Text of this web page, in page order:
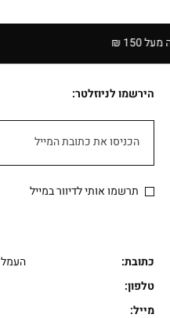
הירשמו לניוזלטר:
הכניסו את כתובת המייל
תרשמו אותי לדיוור במייל
כתובת:
העמל 14 , פארק אפק, ראש העין (משרדים)
טלפון:
מייל: